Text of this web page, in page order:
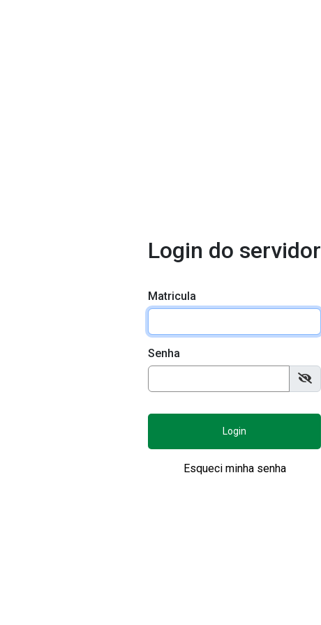
Login do servidor
Matricula
Senha
Login
Esqueci minha senha